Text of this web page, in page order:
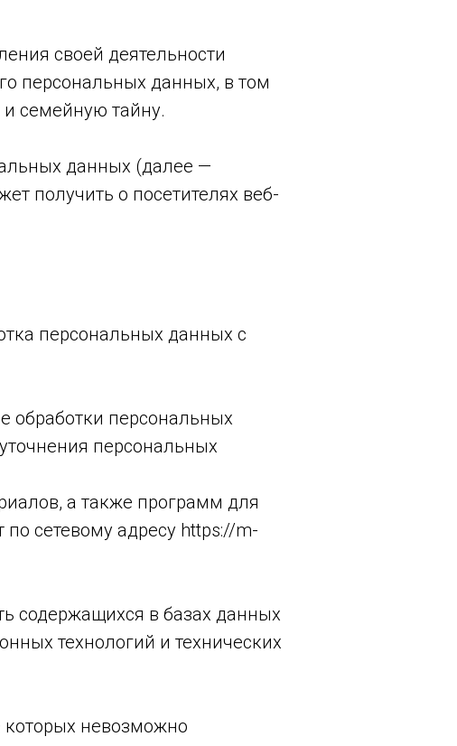
своей деятельности
персональных данных, в том
семейную тайну.
данных (далее —
получить о посетителях веб-
персональных данных с
обработки персональных
персональных
а также программ для
сетевому адресу https://m-
содержащихся в базах данных
технологий и технических
которых невозможно